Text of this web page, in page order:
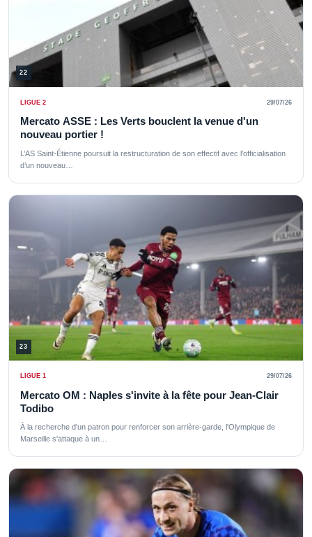
22
LIGUE 2 29/07/26
Mercato ASSE : Les Verts bouclent la venue d'un
nouveau portier !
L’AS Saint-Étienne poursuit la restructuration de son effectif avec l’officialisation
d’un nouveau…
23
LIGUE 1 29/07/26
Mercato OM : Naples s'invite à la fête pour Jean-Clair
Todibo
À la recherche d'un patron pour renforcer son arrière-garde, l'Olympique de
Marseille s'attaque à un…